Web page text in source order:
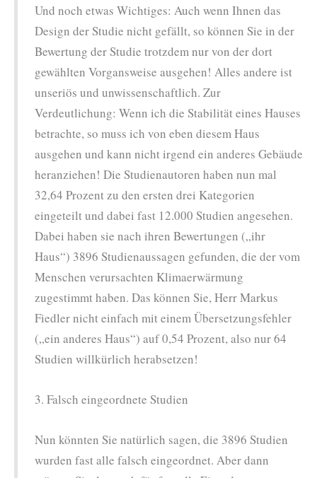
Und noch etwas Wichtiges: Auch wenn Ihnen das
Design der Studie nicht gefällt, so können Sie in der
Bewertung der Studie trotzdem nur von der dort
gewählten Vorgansweise ausgehen! Alles andere ist
unseriös und unwissenschaftlich. Zur
Verdeutlichung: Wenn ich die Stabilität eines Hauses
betrachte, so muss ich von eben diesem Haus
ausgehen und kann nicht irgend ein anderes Gebäude
heranziehen! Die Studienautoren haben nun mal
32,64 Prozent zu den ersten drei Kategorien
eingeteilt und dabei fast 12.000 Studien angesehen.
Dabei haben sie nach ihren Bewertungen („ihr
Haus“) 3896 Studienaussagen gefunden, die der vom
Menschen verursachten Klimaerwärmung
zugestimmt haben. Das können Sie, Herr Markus
Fiedler nicht einfach mit einem Übersetzungsfehler
(„ein anderes Haus“) auf 0,54 Prozent, also nur 64
Studien willkürlich herabsetzen!
3. Falsch eingeordnete Studien
Nun könnten Sie natürlich sagen, die 3896 Studien
wurden fast alle falsch eingeordnet. Aber dann